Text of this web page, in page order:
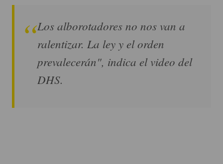
Los alborotadores no nos van a
ralentizar. La ley y el orden
prevalecerán", indica el video del
DHS.